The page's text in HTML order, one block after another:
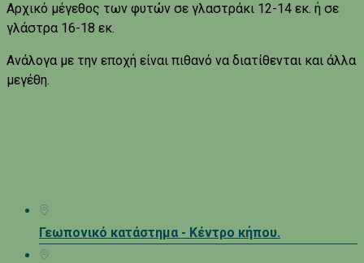
Αρχικό μέγεθος των φυτών σε γλαστράκι 12-14 εκ. ή σε
γλάστρα 16-18 εκ.
Ανάλογα με την εποχή είναι πιθανό να διατίθενται και άλλα
μεγέθη.
Γεωπονικό κατάστημα - Κέντρο κήπου.